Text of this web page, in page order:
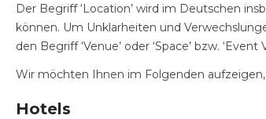
Der Begriff ‘Location’ wird im Deutschen
können. Um Unklarheiten und
den Begriff ‘Venue’ oder ‘Space’ bzw. ‘Event
Wir möchten Ihnen im Folgenden
Hotels